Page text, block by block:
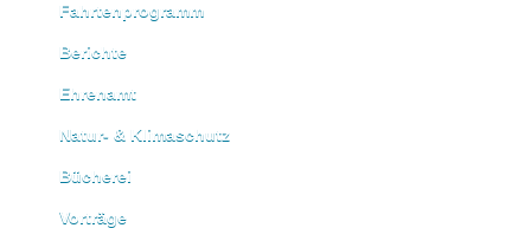
Fahrtenprogramm
Berichte
Ehrenamt
Natur- & Klimaschutz
Bücherei
Vorträge